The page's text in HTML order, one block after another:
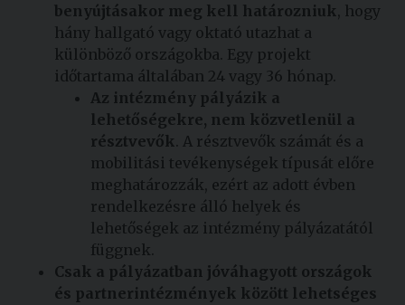
benyújtásakor meg kell határozniuk, hogy
hány hallgató vagy oktató utazhat a
különböző országokba. Egy projekt
időtartama általában 24 vagy 36 hónap.
Az intézmény pályázik a
lehetőségekre, nem közvetlenül a
résztvevők . A résztvevők számát és a
mobilitási tevékenységek típusát előre
meghatározzák, ezért az adott évben
rendelkezésre álló helyek és
lehetőségek az intézmény pályázatától
függnek.
Csak a pályázatban jóváhagyott országok
és partnerintézmények között lehetséges